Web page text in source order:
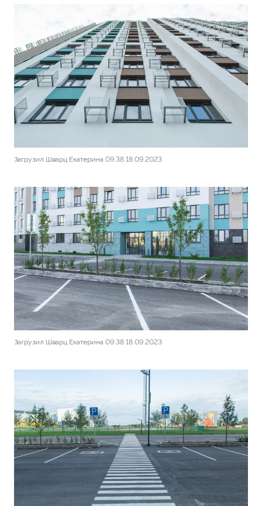
Загрузил Шварц Екатерина 09:38 18.09.2023
Загрузил Шварц Екатерина 09:38 18.09.2023